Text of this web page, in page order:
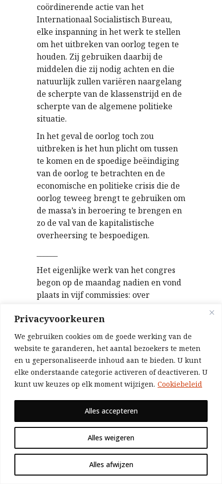
Privacyvoorkeuren
We gebruiken cookies om de goede werking van de
website te garanderen, het aantal bezoekers te meten
en u gepersonaliseerde inhoud aan te bieden. U kunt
elke onderstaande categorie activeren of deactiveren. U
kunt uw keuzes op elk moment wijzigen. Cookiebeleid
Alles weigeren
Alles afwijzen
Alles accepteren
coördinerende actie van het
Internationaal Socialistisch Bureau,
elke inspanning in het werk te stellen
om het uitbreken van oorlog tegen te
houden. Zij gebruiken daarbij de
middelen die zij nodig achten en die
natuurlijk zullen variëren naargelang
de scherpte van de klassenstrijd en de
scherpte van de algemene politieke
situatie.
In het geval de oorlog toch zou
uitbreken is het hun plicht om tussen
te komen en de spoedige beëindiging
van de oorlog te betrachten en de
economische en politieke crisis die de
oorlog teweeg brengt te gebruiken om
de massa’s in beroering te brengen en
zo de val van de kapitalistische
overheersing te bespoedigen.
Het eigenlijke werk van het congres
begon op de maandag nadien en vond
plaats in vijf commissies: over
vrouwenstemrecht, immigratie en de
verhouding tussen vakbonden en
sociaaldemocratische partijen. Elk
land had recht op vier afgevaardigden
in elk van die commissies. Elke
toespraak werd gehouden in drie
oorspronkelijke taal en twee
ganse week, van 18 tot 24 augustus.
Het voorzitterschap werd
waargenomen door een Belg: Emile
Vandervelde, ook voorzitter van het